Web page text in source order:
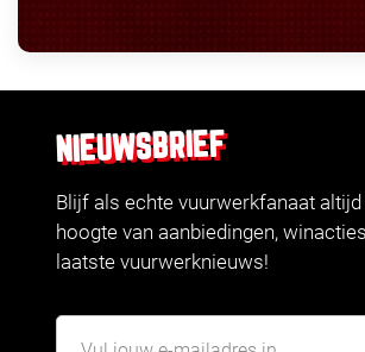
NIEUWSBRIEF
Blijf als echte vuurwerkfanaat altijd
hoogte van aanbiedingen,
laatste vuurwerknieuws!